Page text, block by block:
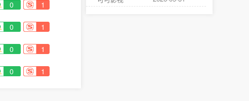
1
0
1
0
1
0
1
0